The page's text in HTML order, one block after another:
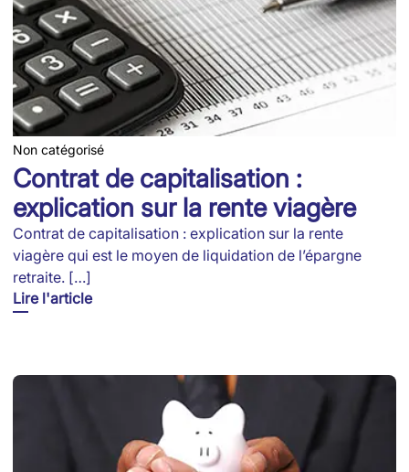
Non catégorisé
Contrat de capitalisation :
explication sur la rente viagère
Contrat de capitalisation : explication sur la rente
viagère qui est le moyen de liquidation de l’épargne
retraite. […]
Lire l'article